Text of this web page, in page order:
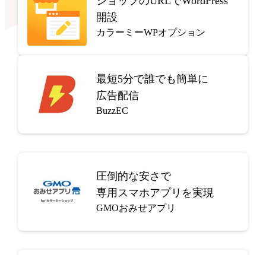
開設
カラーミーWPオプション
最短5分で誰でも簡単に
広告配信
BuzzEC
圧倒的な安さで
専用スマホアプリを実現
GMOおみせアプリ